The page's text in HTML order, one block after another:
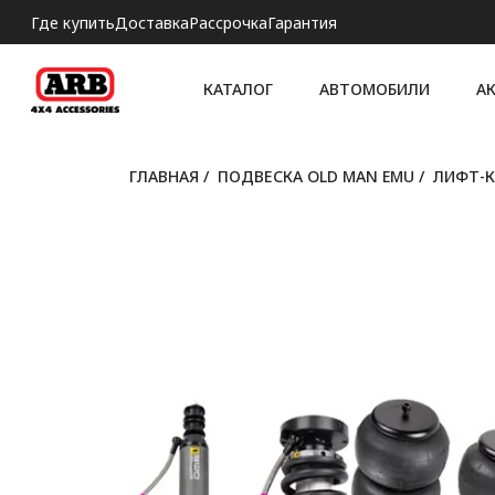
Где купитьДоставкаРассрочкаГарантия
КАТАЛОГ АВТОМОБИЛИ
ГЛАВНАЯ / ПОДВЕСКА OLD MAN EMU / ЛИФТ-